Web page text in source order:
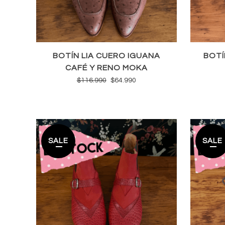
BOTÍN LIA CUERO IGUANA
CAFÉ Y RENO MOKA
$116.990 El
era:
$116.990.
$64.990El
es:
$64.990.
SALE SALE